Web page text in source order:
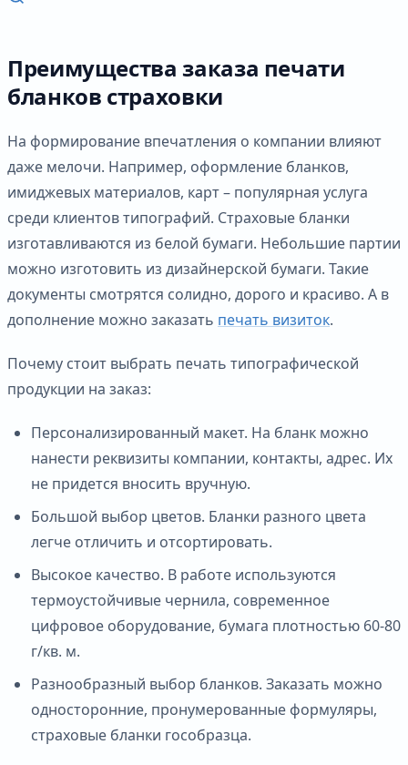
Преимущества заказа печати
бланков страховки
На формирование впечатления о компании влияют
даже мелочи. Например, оформление бланков,
имиджевых материалов, карт – популярная услуга
среди клиентов типографий. Страховые бланки
изготавливаются из белой бумаги. Небольшие партии
можно изготовить из дизайнерской бумаги. Такие
документы смотрятся солидно, дорого и красиво. А в
дополнение можно заказать печать визиток.
Почему стоит выбрать печать типографической
продукции на заказ:
Персонализированный макет. На бланк можно
нанести реквизиты компании, контакты, адрес. Их
не придется вносить вручную.
Большой выбор цветов. Бланки разного цвета
легче отличить и отсортировать.
Высокое качество. В работе используются
термоустойчивые чернила, современное
цифровое оборудование, бумага плотностью 60-80
г/кв. м.
Разнообразный выбор бланков. Заказать можно
односторонние, пронумерованные формуляры,
страховые бланки гособразца.